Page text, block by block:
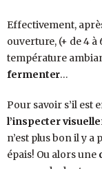
Effectivement,
ouverture, (+ de 4 à
température
fermenter…
Pour savoir s’il est
l’inspecter
n’est plus bon il y
épais! Ou alors une